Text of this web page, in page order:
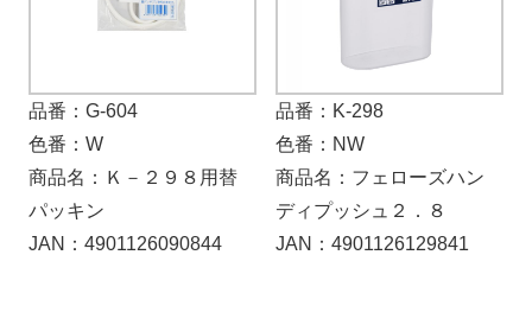
品番：G-604
色番：W
商品名：Ｋ－２９８用替
パッキン
JAN：4901126090844
品番：K-298
色番：NW
商品名：フェローズハン
ディプッシュ２．８
JAN：4901126129841